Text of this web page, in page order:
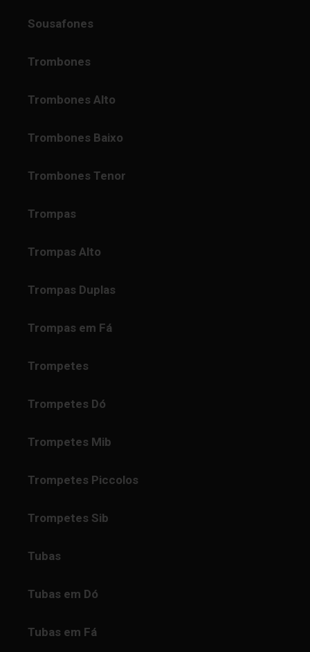
Sousafones
Trombones
Trombones Alto
Trombones Baixo
Trombones Tenor
Trompas
Trompas Alto
Trompas Duplas
Trompas em Fá
Trompetes
Trompetes Dó
Trompetes Mib
Trompetes Piccolos
Trompetes Sib
Tubas
Tubas em Dó
Tubas em Fá